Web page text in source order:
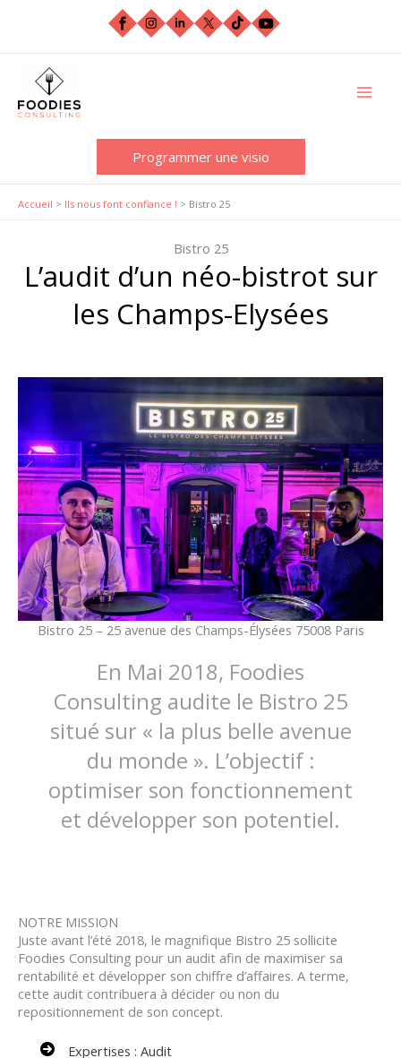
Programmer une visio
Accueil > Ils nous font confiance ! > Bistro 25
Bistro 25
L’audit d’un néo-bistrot sur
les Champs-Elysées
Bistro 25 – 25 avenue des Champs-Élysées 75008 Paris
En Mai 2018, Foodies
Consulting audite le Bistro 25
situé sur « la plus belle avenue
du monde ». L’objectif :
optimiser son fonctionnement
et développer son potentiel.
NOTRE MISSION
Juste avant l’été 2018, le magnifique Bistro 25 sollicite
Foodies Consulting pour un audit afin de maximiser sa
rentabilité et développer son chiffre d’affaires. A terme,
cette audit contribuera à décider ou non du
repositionnement de son concept.
Expertises : Audit